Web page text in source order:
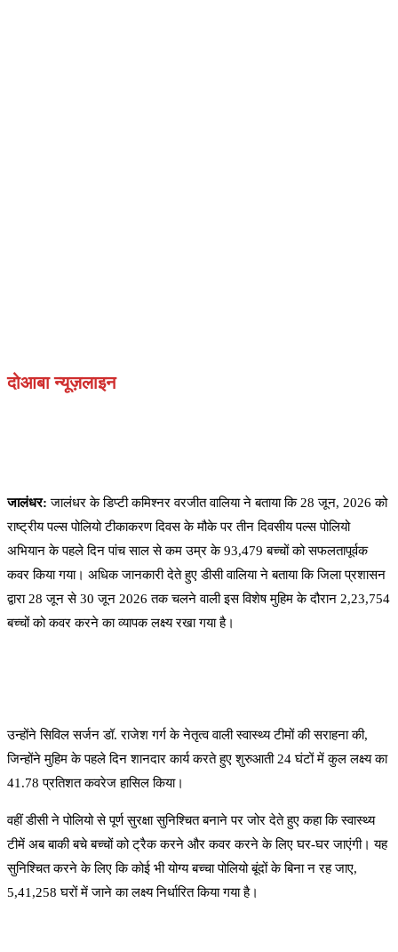
दोआबा न्यूज़लाइन
जालंधर:जालंधर के डिप्टी कमिश्नर वरजीत वालिया ने बताया कि 28 जून, 2026 को
राष्ट्रीय पल्स पोलियो टीकाकरण दिवस के मौके पर तीन दिवसीय पल्स पोलियो
अभियान के पहले दिन पांच साल से कम उम्र के 93,479 बच्चों को सफलतापूर्वक
कवर किया गया। अधिक जानकारी देते हुए डीसी वालिया ने बताया कि जिला प्रशासन
द्वारा 28 जून से 30 जून 2026 तक चलने वाली इस विशेष मुहिम के दौरान 2,23,754
बच्चों को कवर करने का व्यापक लक्ष्य रखा गया है।
उन्होंने सिविल सर्जन डॉ. राजेश गर्ग के नेतृत्व वाली स्वास्थ्य टीमों की सराहना की,
जिन्होंने मुहिम के पहले दिन शानदार कार्य करते हुए शुरुआती 24 घंटों में कुल लक्ष्य का
41.78 प्रतिशत कवरेज हासिल किया।
वहीं डीसी ने पोलियो से पूर्ण सुरक्षा सुनिश्चित बनाने पर जोर देते हुए कहा कि स्वास्थ्य
टीमें अब बाकी बचे बच्चों को ट्रैक करने और कवर करने के लिए घर-घर जाएंगी। यह
सुनिश्चित करने के लिए कि कोई भी योग्य बच्चा पोलियो बूंदों के बिना न रह जाए,
5,41,258 घरों में जाने का लक्ष्य निर्धारित किया गया है।